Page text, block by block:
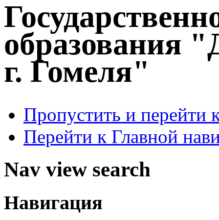
образования
г. Гомеля"
Пропустить и перейти
Перейти к Главной
Nav view search
Навигация